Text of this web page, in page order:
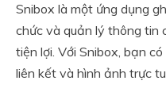
Snibox là một ứng dụng
chức và quản lý thông tin
tiện lợi. Với Snibox, bạn
liên kết và hình ảnh trực